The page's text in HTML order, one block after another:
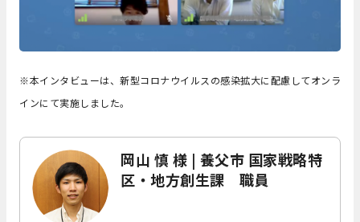
※本インタビューは、新型コロナウイルスの感染拡大に配慮してオンラ
インにて実施しました。
岡山 慎 様 | 養父市 国家戦略特
区・地方創生課 職員